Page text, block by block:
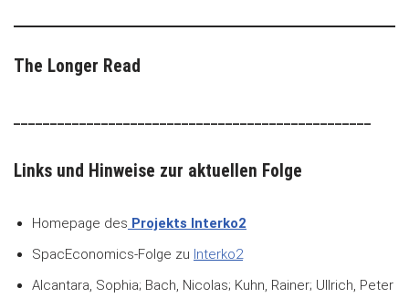
The Longer Read
Links und Hinweise zur aktuellen Folge
Homepage des Projekts Interko2
SpacEconomics-Folge zu Interko2
Alcantara, Sophia; Bach, Nicolas; Kuhn, Rainer; Ullrich, Peter